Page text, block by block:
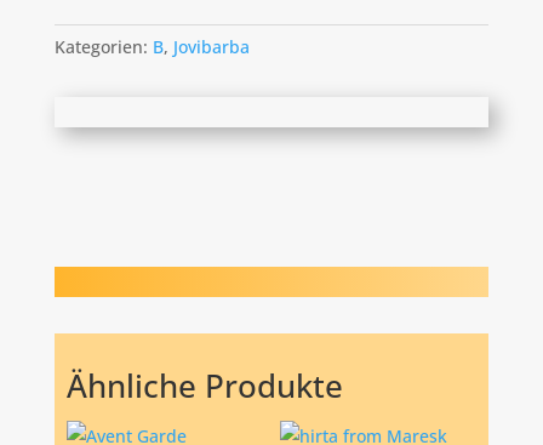
Kategorien: B, Jovibarba
Ähnliche Produkte